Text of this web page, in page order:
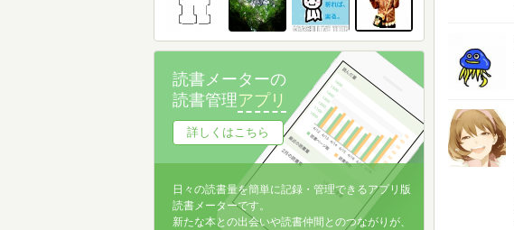
読書メーターの
読書管理アプリ
詳しくはこちら
日々の読書量を簡単に記録・管理できるアプリ版
読書メーターです。
新たな本との出会いや読書仲間とのつながりが、